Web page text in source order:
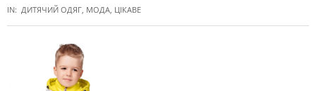
IN: ДИТЯЧИЙ ОДЯГ, МОДА, ЦІКАВЕ